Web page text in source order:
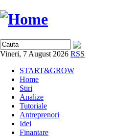
Vineri, 7 August 2026 RSS
START&GROW
Home
Stiri
Analize
Tutoriale
Antreprenori
Idei
Finantare